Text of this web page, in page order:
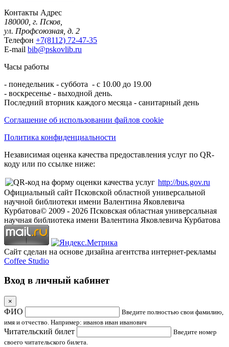
Контакты Адрес
180000, г. Псков,
ул. Профсоюзная, д. 2
Телефон +7(8112) 72-47-35
E-mail bib@pskovlib.ru
Часы работы
- понедельник - суббота - с 10.00 до 19.00
- воскресенье - выходной день.
Последний вторник каждого месяца - санитарный день
Соглашение об использовании файлов cookie
Политика конфиденциальности
Независимая оценка качества предоставления услуг по QR-
коду или по ссылке ниже:
http://bus.gov.ru
Официальный сайт Псковской областной универсальной
научной библиотеки имени Валентина Яковлевича
Курбатова© 2009 - 2026 Псковская областная универсальная
научная библиотека имени Валентина Яковлевича Курбатова
Сайт сделан на основе дизайна агентства интернет-рекламы
Coffee Studio
Вход в личный кабинет
×
ФИО
Введите полностью свои фамилию,
имя и отчество. Например: иванов иван иванович
Читательский билет
Введите номер
своего читательского билета.